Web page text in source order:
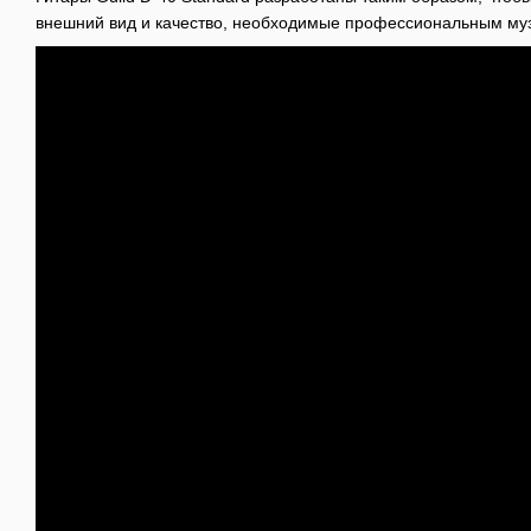
внешний вид и качество, необходимые профессиональным